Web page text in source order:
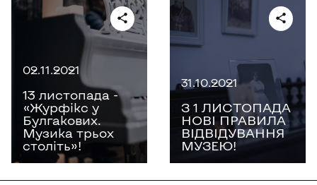
02.11.2021
13 листопада -
«Журфікс у
Булгакових.
Музика трьох
століть»!
31.10.2021
З 1 ЛИСТОПАДА
НОВІ ПРАВИЛА
ВІДВІДУВАННЯ
МУЗЕЮ!